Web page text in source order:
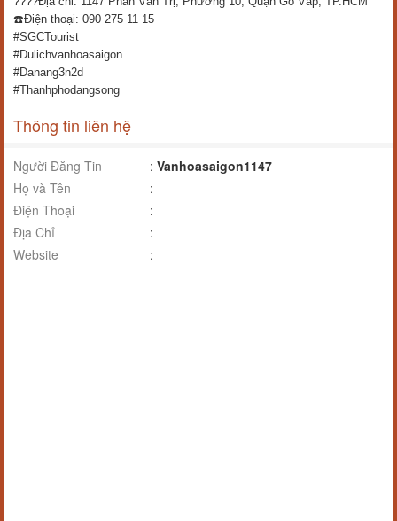
☎️Điện thoại: 090 275 11 15
#SGCTourist
#Dulichvanhoasaigon
#Danang3n2d
#Thanhphodangsong
Thông tin liên hệ
Người Đăng Tin : Vanhoasaigon1147
Họ và Tên
:
Điện Thoại
:
Địa Chỉ
:
Website
: